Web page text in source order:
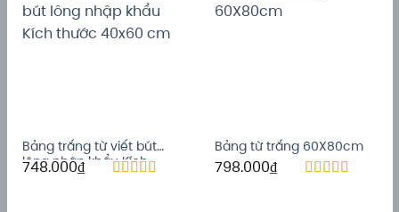
Bảng trắng từ viết bút
lông nhập khẩu Kích
thước 40×60 cm
748.000₫
Bảng từ trắng 60X80cm
798.000₫